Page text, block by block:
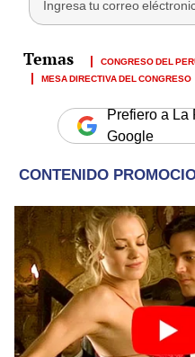
CONGRESO DEL
MESA DIRECTIVA DEL CONGRESO
Prefiero a La
Google